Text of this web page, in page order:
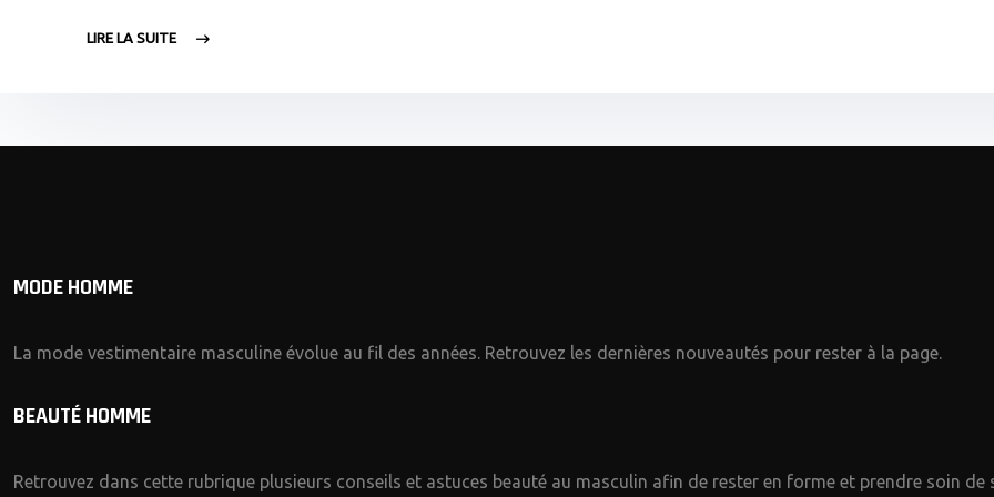
LIRE LA SUITE
MODE HOMME
La mode vestimentaire masculine évolue au fil des années. Retrouvez les dernières nouveautés pour rester à la page.
BEAUTÉ HOMME
Retrouvez dans cette rubrique plusieurs conseils et astuces beauté au masculin afin de rester en forme et prendre soin de